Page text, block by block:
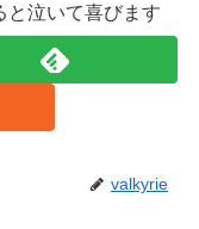
と泣いて喜びます
valkyrie